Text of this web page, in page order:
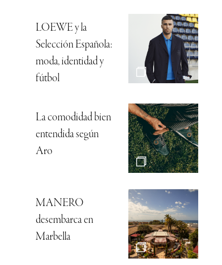
LOEWE y la
Selección Española:
moda, identidad y
fútbol
La comodidad bien
entendida según
Aro
MANERO
desembarca en
Marbella